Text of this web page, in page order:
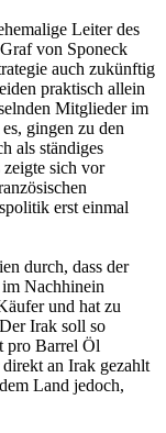
Leiter des
von Sponeck
auch zukünftig
praktisch allein
Mitglieder im
gingen zu den
als ständiges
sich vor
erst einmal
durch, dass der
Nachhinein
und hat zu
Irak soll so
pro Barrel Öl
an Irak gezahlt
Land jedoch,